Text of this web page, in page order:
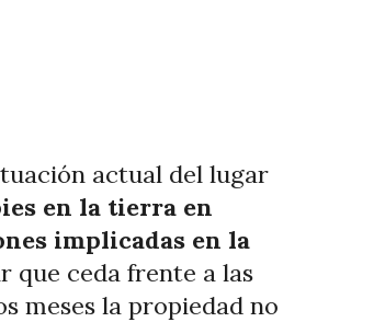
actual del lugar
en la tierra en
implicadas en la
que ceda frente a las
meses la propiedad no